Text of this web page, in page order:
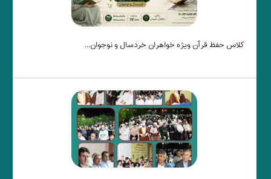
کلاس حفظ قرآن ویژه خواهران خردسال و نوجوان...